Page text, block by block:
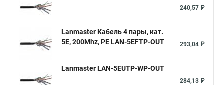
240,57 ₽
Lanmaster Кабель 4 пары, кат.
5Е, 200Mhz, PE LAN-5EFTP-OUT
293,04 ₽
Lanmaster LAN-5EUTP-WP-OUT
284,13 ₽